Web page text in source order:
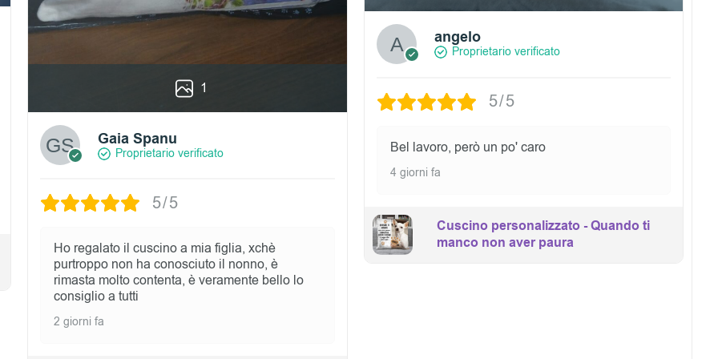
1
Gaia Spanu
Proprietario verificato
5/5
Ho regalato il cuscino a mia figlia, xchè
purtroppo non ha conosciuto il nonno, è
rimasta molto contenta, è veramente bello lo
consiglio a tutti
2 giorni fa
angelo
Proprietario verificato
5/5
Bel lavoro, però un po' caro
4 giorni fa
Cuscino personalizzato - Quando ti
manco non aver paura